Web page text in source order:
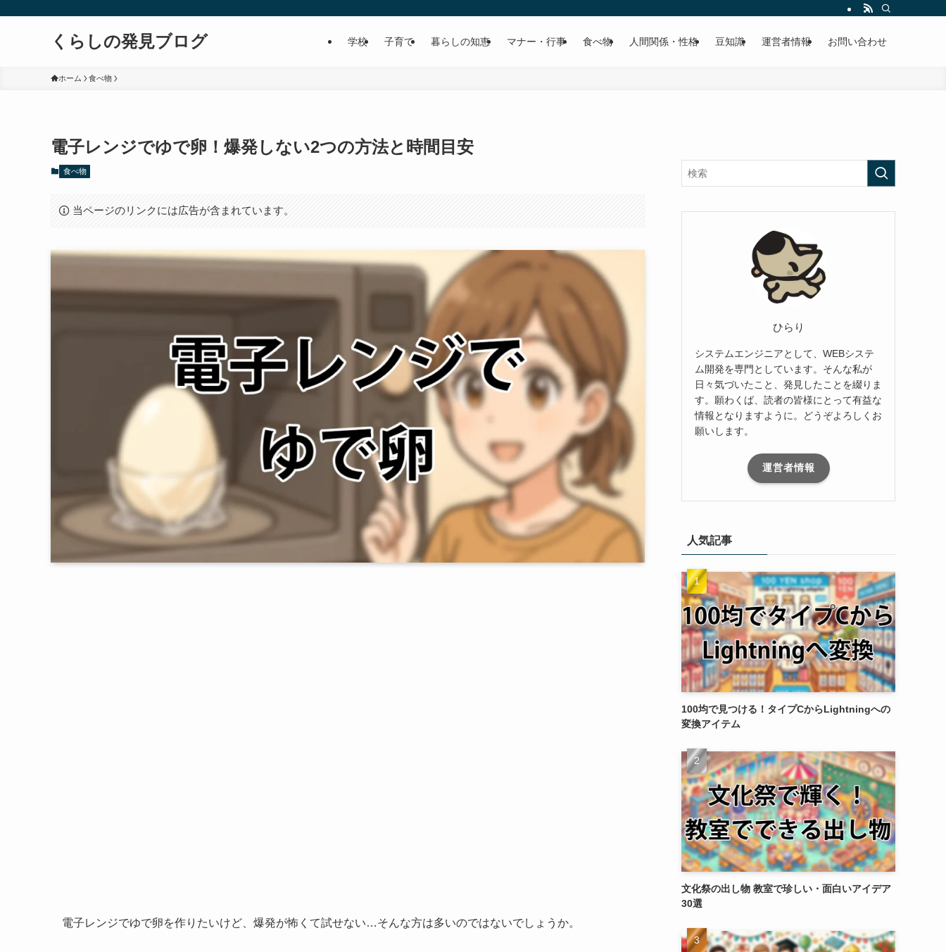
くらしの発見ブログ 学校 子育て 暮らしの知恵 マナー・行事 食べ物 人間関係・性格 豆知識 運営者情報 お問い合わせ
ホーム 食べ物
電子レンジでゆで卵！爆発しない2つの方法と時間目安
食べ物
当ページのリンクには広告が含まれています。
電子レンジでゆで卵を作りたいけど、爆発が怖くて試せない…そんな方は多いのではないでしょうか。
ひらり
システムエンジニアとして、WEBシステ
ム開発を専門としています。そんな私が
日々気づいたこと、発見したことを綴りま
す。願わくば、読者の皆様にとって有益な
情報となりますように。どうぞよろしくお
願いします。
運営者情報
人気記事
100均で見つける！タイプCからLightningへの
変換アイテム
文化祭の出し物 教室で珍しい・面白いアイデア
30選